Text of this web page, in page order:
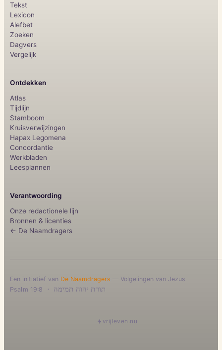
Tekst
Lexicon
Alefbet
Zoeken
Dagvers
Vergelijk
Ontdekken
Atlas
Tijdlijn
Stamboom
Kruisverwijzingen
Hapax Legomena
Concordantie
Werkbladen
Leesplannen
Verantwoording
Onze redactionele lijn
Bronnen & licenties
← De Naamdragers
Een initiatief van De Naamdragers — Volgelingen van Jezus
תורת יהוה תמימה ·
Psalm 19:8
vrijleven.nu